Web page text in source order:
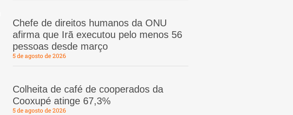
Chefe de direitos humanos da ONU
afirma que Irã executou pelo menos 56
pessoas desde março
5 de agosto de 2026
Colheita de café de cooperados da
Cooxupé atinge 67,3%
5 de agosto de 2026